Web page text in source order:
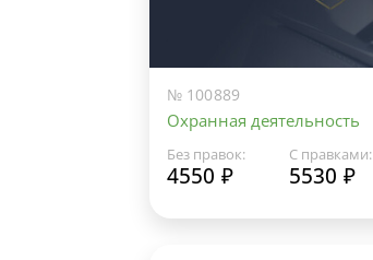
№ 100889
Охранная деятельность
Без правок:
4550 ₽
С правками:
5530 ₽